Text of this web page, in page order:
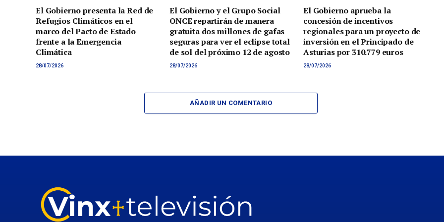
El Gobierno presenta la Red de
Refugios Climáticos en el
marco del Pacto de Estado
frente a la Emergencia
Climática
28/07/2026
El Gobierno y el Grupo Social
ONCE repartirán de manera
gratuita dos millones de gafas
seguras para ver el eclipse total
de sol del próximo 12 de agosto
28/07/2026
El Gobierno aprueba la
concesión de incentivos
regionales para un proyecto de
inversión en el Principado de
Asturias por 310.779 euros
28/07/2026
AÑADIR UN COMENTARIO